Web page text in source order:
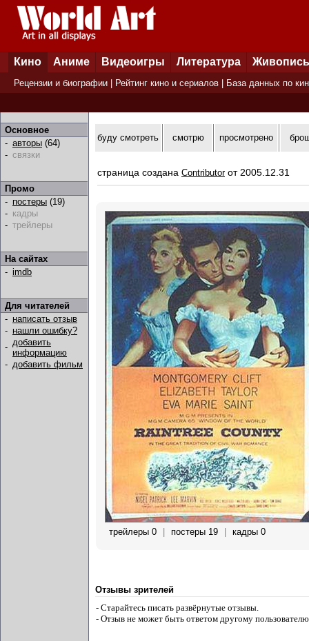
Кино Аниме Видеоигры Литература Живопись
Рецензии и биографии Рейтинг кино и сериалов База данных по
Основное
- авторы (64)
- связки
Промо
- постеры (19)
- кадры
- трейлеры
На сайтах
- imdb
Для читателей
- написать отзыв
- нашли ошибку?
- добавить
информацию
- добавить фильм
буду смотреть смотрю просмотрено
страница создана Contributorот 2005.12.31
трейлеры 0 постеры 19 кадры 0
Отзывы зрителей
- Старайтесь писать развёрнутые отзывы.
- Отзыв не может быть ответом другому